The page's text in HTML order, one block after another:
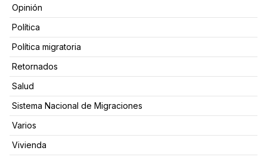
Opinión
Política
Política migratoria
Retornados
Salud
Sistema Nacional de Migraciones
Varios
Vivienda